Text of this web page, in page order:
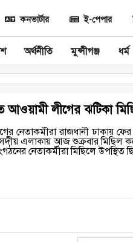
কনভার্টার ই-পেপার
অর্থনীতি মুন্সীগঞ্জ ধর্ম
আওয়ামী লীগের ঝটিকা
নেতাকর্মীরা রাজধানী ঢাকায়
এলাকায় আজ শুক্রবার মিছিল
নেতাকর্মীরা মিছিলে